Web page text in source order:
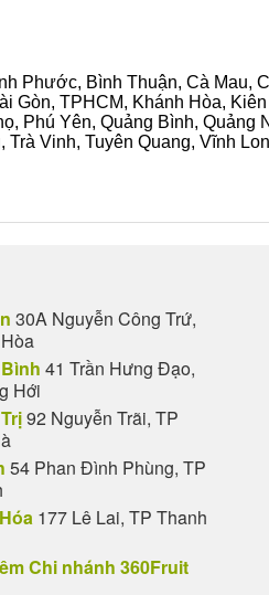
Phước, Bình Thuận, Cà Mau,
Gòn, TPHCM, Khánh Hòa, Kiên
Phú Yên, Quảng Bình, Quảng
Vinh, Tuyên Quang, Vĩnh
30A Nguyễn Công Trứ,
41 Trần Hưng Đạo,
Hới
92 Nguyễn Trãi, TP
54 Phan Đình Phùng, TP
177 Lê Lai, TP Thanh
Chi nhánh 360Fruit